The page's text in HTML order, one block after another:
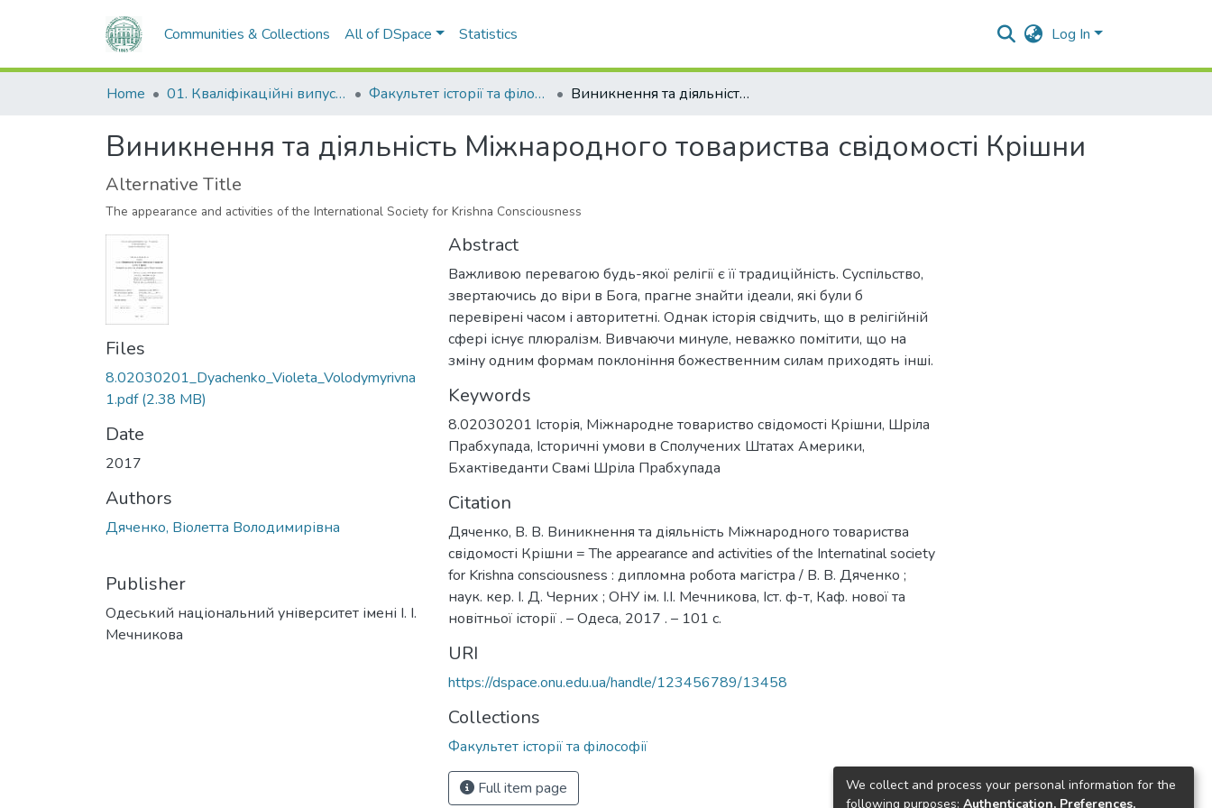
Communities & Collections All of DSpace Statistics Log In
Home 01. Кваліфікаційні випускні роботи здобувачів вищої освіти Факультет історії та філософії Виникнення та діяльність Міжнародного товариства свідомості Крішни
Виникнення та діяльність Міжнародного товариства свідомості Крішни
Alternative Title
The appearance and activities of the International Society for Krishna Consciousness
Files
8.02030201_Dyachenko_Violeta_Volodymyrivna
1.pdf(2.38 MB)
Date
2017
Authors
Дяченко, Віолетта Володимирівна
Publisher
Одеський національний університет імені І. І.
Мечникова
Abstract
Важливою перевагою будь-якої релігії є її традиційність. Суспільство,
звертаючись до віри в Бога, прагне знайти ідеали, які були б
перевірені часом і авторитетні. Однак історія свідчить, що в релігійній
сфері існує плюралізм. Вивчаючи минуле, неважко помітити, що на
зміну одним формам поклоніння божественним силам приходять інші.
Keywords
8.02030201 Історія, Міжнародне товариство свідомості Крішни, Шріла
Прабхупада, Історичні умови в Сполучених Штатах Америки,
Бхактіведанти Свамі Шріла Прабхупада
Citation
Дяченко, В. В. Виникнення та діяльність Міжнародного товариства
свідомості Крішни = The appearance and activities of the Internatinal society
for Krishna consciousness : дипломна робота магістра / В. В. Дяченко ;
наук. кер. І. Д. Черних ; ОНУ ім. І.І. Мечникова, Іст. ф-т, Каф. нової та
новітньої історії . – Одеса, 2017 . – 101 с.
URI
https://dspace.onu.edu.ua/handle/123456789/13458
Collections
Факультет історії та філософії
Full item page
We collect and process your personal information for the
following purposes: Authentication, Preferences,